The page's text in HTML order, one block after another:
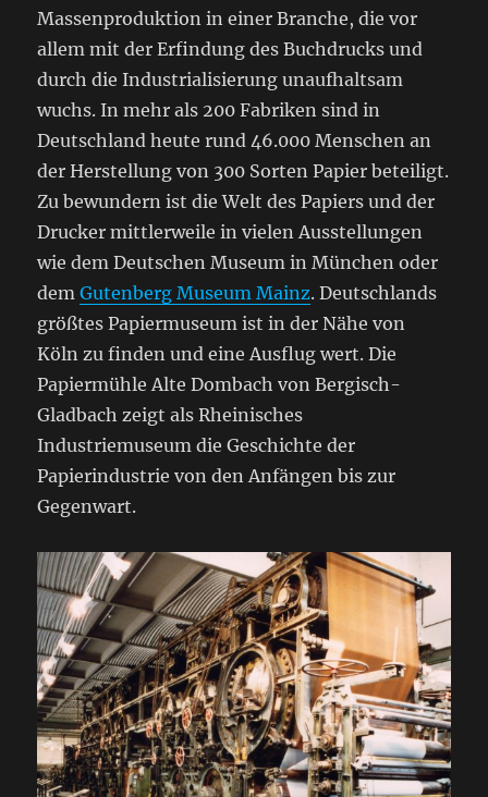
Massenproduktion in einer Branche, die vor
allem mit der Erfindung des Buchdrucks und
durch die Industrialisierung unaufhaltsam
wuchs. In mehr als 200 Fabriken sind in
Deutschland heute rund 46.000 Menschen an
der Herstellung von 300 Sorten Papier beteiligt.
Zu bewundern ist die Welt des Papiers und der
Drucker mittlerweile in vielen Ausstellungen
wie dem Deutschen Museum in München oder
demGutenberg Museum Mainz. Deutschlands
größtes Papiermuseum ist in der Nähe von
Köln zu finden und eine Ausflug wert. Die
Papiermühle Alte Dombach von Bergisch-
Gladbach zeigt als Rheinisches
Industriemuseum die Geschichte der
Papierindustrie von den Anfängen bis zur
Gegenwart.